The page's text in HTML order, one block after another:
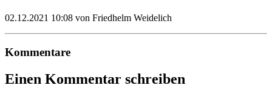
02.12.2021 10:08 von Friedhelm Weidelich
Kommentare
Einen Kommentar schreiben